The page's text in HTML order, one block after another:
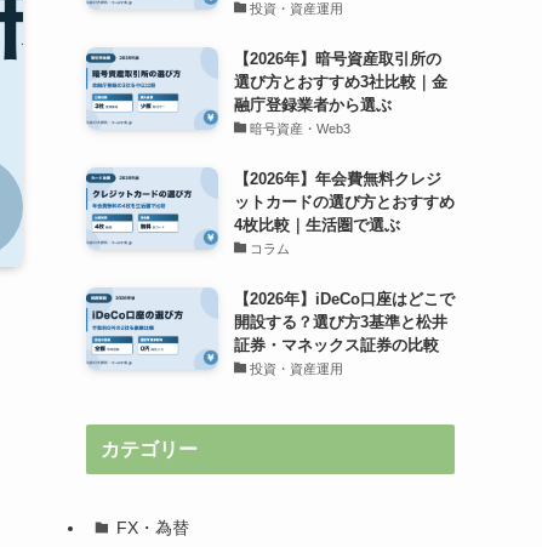
投資・資産運用
【2026年】暗号資産取引所の
選び方とおすすめ3社比較｜金
融庁登録業者から選ぶ
暗号資産・Web3
【2026年】年会費無料クレジ
ットカードの選び方とおすすめ
4枚比較｜生活圏で選ぶ
コラム
【2026年】iDeCo口座はどこで
開設する？選び方3基準と松井
証券・マネックス証券の比較
投資・資産運用
カテゴリー
FX・為替